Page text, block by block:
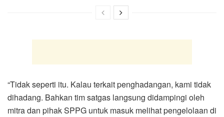
“Tidak seperti itu. Kalau terkait penghadangan, kami tidak
dihadang. Bahkan tim satgas langsung didampingi oleh
mitra dan pihak SPPG untuk masuk melihat pengelolaan di